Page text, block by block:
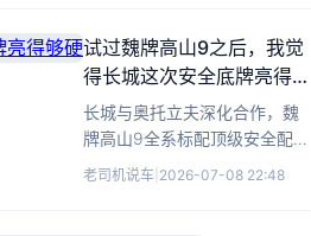
试过魏牌高山9之后，我觉
得长城这次安全底牌亮得够
硬
长城与奥托立夫深化合作，魏
牌高山9全系标配顶级安全配
置，老司机聊聊真实用车安全
老司机说车 2026-07-08 22:48